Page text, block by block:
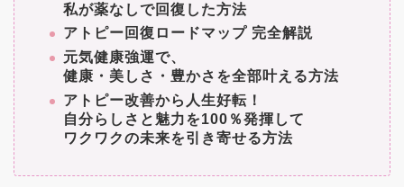
私が薬なしで回復した方法
アトピー回復ロードマップ 完全解説
元気健康強運で、
健康・美しさ・豊かさを全部叶える方法
アトピー改善から人生好転！
自分らしさと魅力を100％発揮して
ワクワクの未来を引き寄せる方法